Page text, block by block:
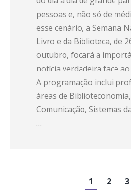
pessoas e, não só de
esse cenário, a Semana
Livro e da Biblioteca, de
outubro, focará a
notícia verdadeira face
A programação inclui
áreas de Biblioteconomia,
Comunicação, Sistemas
…
1 2 3